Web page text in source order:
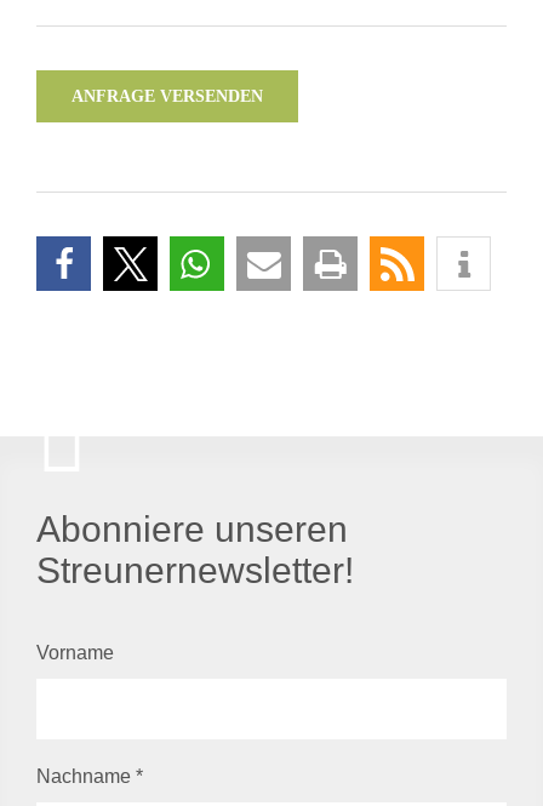
ANFRAGE VERSENDEN
Abonniere unseren
Streunernewsletter!
Vorname
Nachname *